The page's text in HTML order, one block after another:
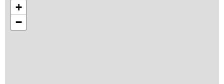
+
−